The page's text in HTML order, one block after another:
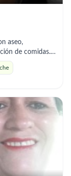
aseo,
de comidas.
necesites. "